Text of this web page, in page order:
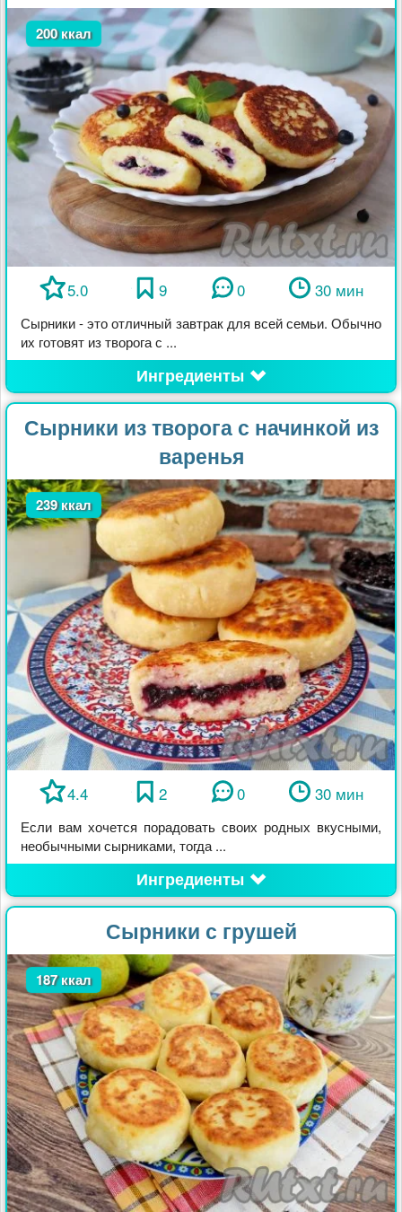
200 ккал
5.0 9 0 30 мин
Сырники - это отличный завтрак для всей семьи. Обычно
их готовят из творога с ...
Ингредиенты
Сырники из творога с начинкой из
варенья
239 ккал
4.4 2 0 30 мин
Если вам хочется порадовать своих родных вкусными,
необычными сырниками, тогда ...
Ингредиенты
Сырники с грушей
187 ккал